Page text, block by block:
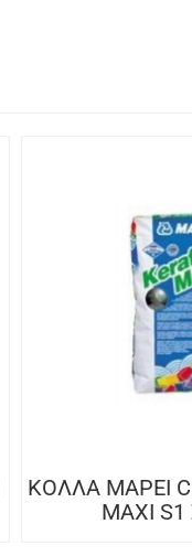
ΚΟΛΛΑ MAPEI
MAXI S1